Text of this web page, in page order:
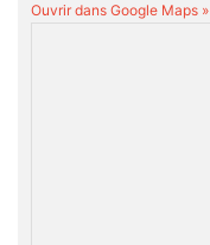
Ouvrir dans Google Maps »